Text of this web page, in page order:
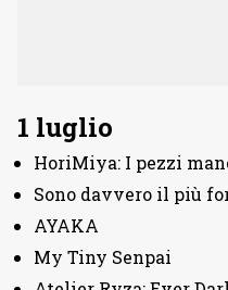
1 luglio
HoriMiya: I pezzi
Sono davvero il più
AYAKA
My Tiny Senpai